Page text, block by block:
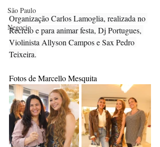
São Paulo
Negocio
Organização Carlos Lamoglia, realizada no
Recreio e para animar festa, Dj Portugues,
Violinista Allyson Campos e Sax Pedro
Teixeira.
Fotos de Marcello Mesquita